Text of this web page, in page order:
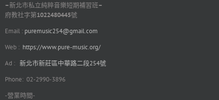
–新北市私立純粹音樂短期補習班–
府教社字第1022480445號
Email : puremusic254@gmail.com
Web : https://www.pure-music.org/
Ad : 新北市新莊區中華路二段254號
Phone: 02-2990-3896
-營業時間-